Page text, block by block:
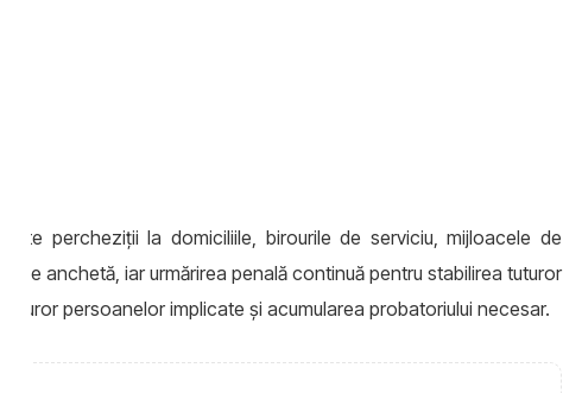
percheziții la domiciliile, birourile de serviciu, mijloacele de
de anchetă, iar urmărirea penală continuă pentru stabilirea tuturor
persoanelor implicate și acumularea probatoriului necesar.